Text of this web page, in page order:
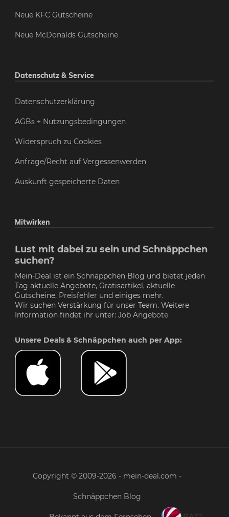
Neue KFC Gutscheine
Neue McDonalds Gutscheine
Datenschutz & Service
Datenschutzerklärung
AGBs + Nutzungsbedingungen
Widerspruch zu Cookies
Anfrage/Recht auf Vergessenwerden
Auskunft gespeicherte Daten
Mitwirken
Lust mit dabei zu sein und Schnäppchen
suchen?
Mein-Deal ist ein Schnäppchen Blog und bietet jeden
Tag aktuelle Angebote, Gratisartikel, aktuelle
Gutscheine, Preisfehler und einiges mehr.
Wir suchen Verstärkung für unser Team. Weitere
Information findet ihr unter: Job Angebote
Unsere Deals & Schnäppchen auch per App:
Copyright © 2009-2026 - mein-deal.com -
Schnäppchen Blog